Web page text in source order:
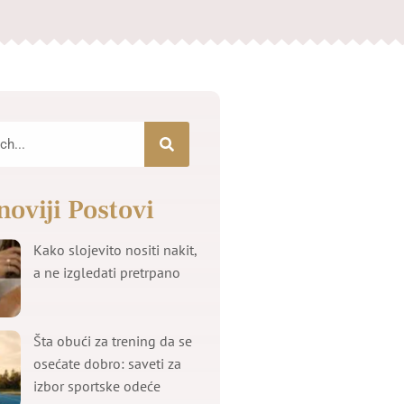
Postovi
Kako slojevito nositi nakit,
a ne izgledati pretrpano
Šta obući za trening da se
osećate dobro: saveti za
izbor sportske odeće